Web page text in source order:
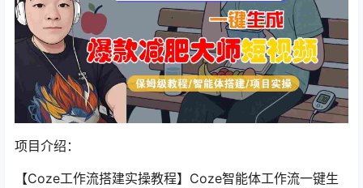
项目介绍：
【Coze工作流搭建实操教程】Coze智能体工作流一键生